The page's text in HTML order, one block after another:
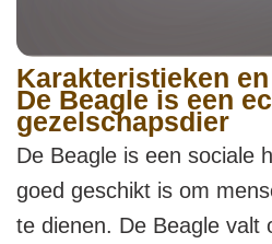
Karakteristieken
De Beagle is een
gezelschapsdier
De Beagle is een sociale
goed geschikt is om
te dienen. De Beagle valt